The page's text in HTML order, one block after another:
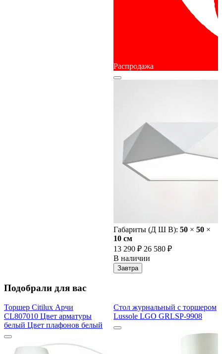
Распродажа
Габариты (Д Ш В): 50 × 50 ×
10 cм
13 290 ₽ 26 580 ₽
В наличии
Завтра
Подобрали для вас
Торшер Citilux Арчи
CL807010 Цвет арматуры
белый Цвет плафонов белый
Стол журнальный с торшером
Lussole LGO GRLSP-9908